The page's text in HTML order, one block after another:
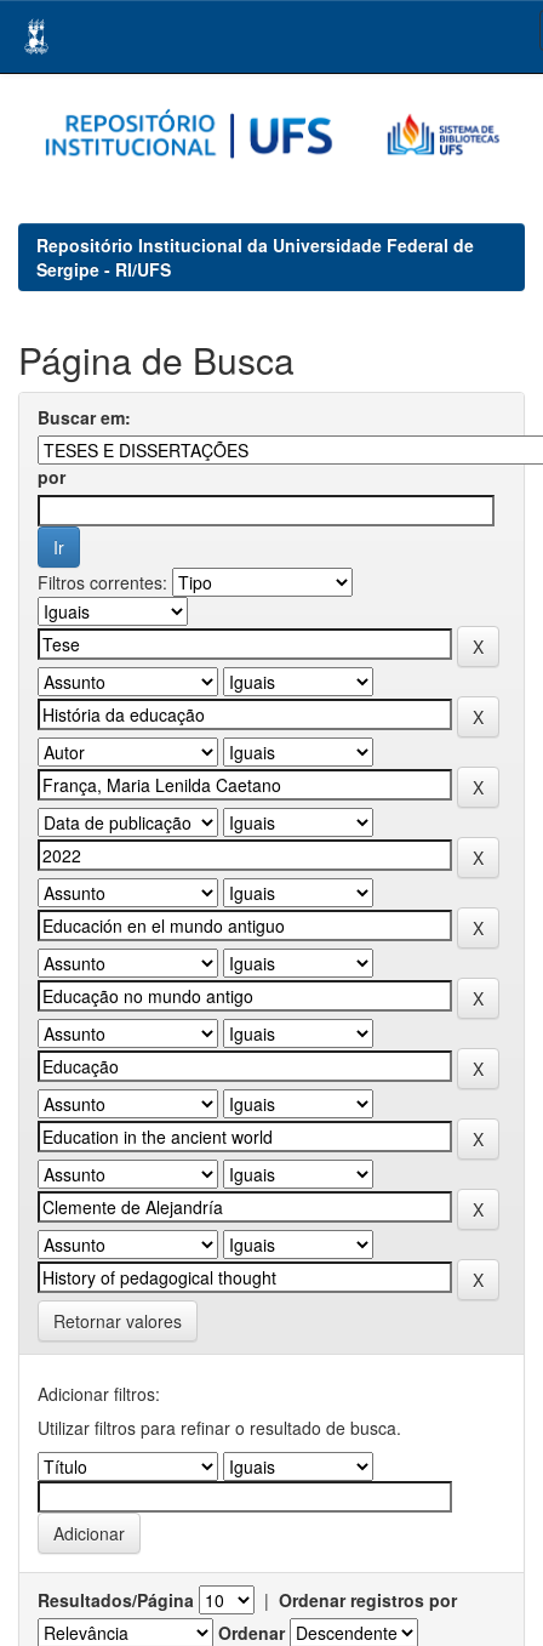
navigation
Repositório Institucional da Universidade Federal de
Sergipe - RI/UFS
Página de Busca
Buscar em:
por
Filtros correntes:
Retornar valores
Adicionar filtros:
Utilizar filtros para refinar o resultado de busca.
Resultados/Página | Ordenar registros por
Ordenar